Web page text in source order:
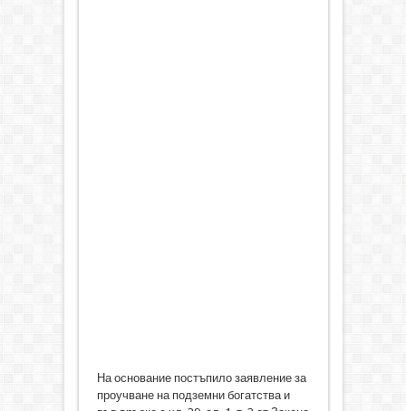
На основание постъпило заявление за
проучване на подземни богатства и